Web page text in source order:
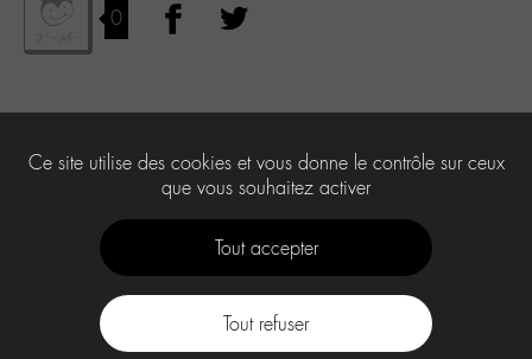
0
Ce site utilise des cookies et vous donne le contrôle sur ceux
que vous souhaitez activer
Tout accepter
Tout refuser